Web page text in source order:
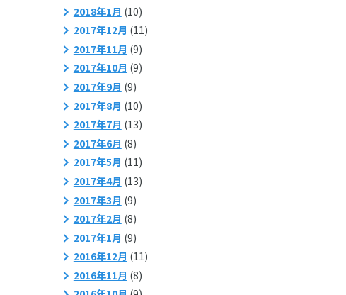
2018年1月 (10)
2017年12月 (11)
2017年11月 (9)
2017年10月 (9)
2017年9月 (9)
2017年8月 (10)
2017年7月 (13)
2017年6月 (8)
2017年5月 (11)
2017年4月 (13)
2017年3月 (9)
2017年2月 (8)
2017年1月 (9)
2016年12月 (11)
2016年11月 (8)